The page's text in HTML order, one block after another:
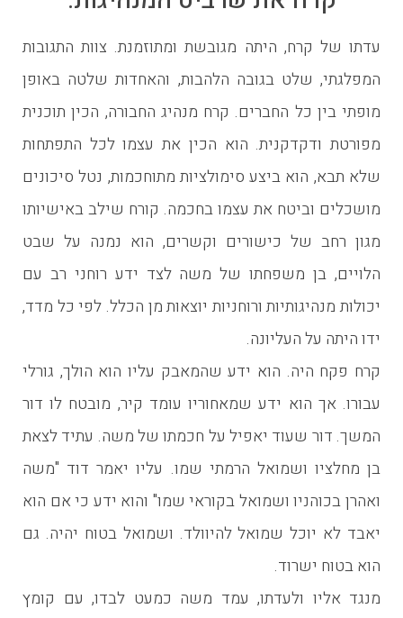
עדתו של קרח, היתה מגובשת ומתוזמנת. צוות התגובות
המפלגתי, שלט בגובה הלהבות, והאחדות שלטה באופן
מופתי בין כל החברים. קרח מנהיג החבורה, הכין תוכנית
מפורטת ודקדקנית. הוא הכין את עצמו לכל התפתחות
שלא תבא, הוא ביצע סימולציות מתוחכמות, נטל סיכונים
מושכלים וביטח את עצמו בחכמה. קורח שילב באישיותו
מגון רחב של כישורים וקשרים, הוא נמנה על שבט
הלויים, בן משפחתו של משה לצד ידע רוחני רב עם
יכולות מנהיגותיות ורוחניות יוצאות מן הכלל. לפי כל מדד,
ידו היתה על העליונה.
קרח פקח היה. הוא ידע שהמאבק עליו הוא הולך, גורלי
עבורו. אך הוא ידע שמאחוריו עומד קיר, מובטח לו דור
המשך. דור שעוד יאפיל על חכמתו של משה. עתיד לצאת
בן מחלציו ושמואל הרמתי שמו. עליו יאמר דוד "משה
ואהרן בכוהניו ושמואל בקוראי שמו" והוא ידע כי אם הוא
יאבד לא יוכל שמואל להיוולד. ושמואל בטוח יהיה. גם
הוא בטוח ישרוד.
מנגד אליו ולעדתו, עמד משה כמעט לבדו, עם קומץ